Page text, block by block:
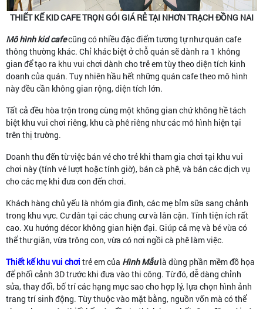
THIẾT KẾ KID CAFE TRỌN GÓI GIÁ RẺ TẠI NHƠN TRẠCH ĐỒNG NAI
Mô hình kid cafecũng có nhiều đặc điểm tương tự như quán cafe
thông thường khác. Chỉ khác biệt ở chỗ quán sẽ dành ra 1 không
gian để tạo ra khu vui chơi dành cho trẻ em tùy theo diện tích kinh
doanh của quán. Tuy nhiên hầu hết những quán cafe theo mô hình
này đều cần không gian rộng, diện tích lớn.
Tất cả đều hòa trộn trong cùng một không gian chứ không hề tách
biệt khu vui chơi riêng, khu cà phê riêng như các mô hình hiện tại
trên thị trường.
Doanh thu đến từ việc bán vé cho trẻ khi tham gia chơi tại khu vui
chơi này (tính vé lượt hoặc tính giờ), bán cà phê, và bán các dịch vụ
cho các mẹ khi đưa con đến chơi.
Khách hàng chủ yếu là nhóm gia đình, các mẹ bỉm sữa sang chảnh
trong khu vực. Cư dân tại các chung cư và lân cận. Tính tiện ích rất
cao. Xu hướng décor không gian hiện đại. Giúp cả mẹ và bé vừa có
thể thư giãn, vừa trông con, vừa có nơi ngồi cà phê làm việc.
Thiết kế khu vui chơi trẻ em của Hình Mẫu là dùng phần mềm đồ họa
để phối cảnh 3D trước khi đưa vào thi công. Từ đó, dễ dàng chỉnh
sửa, thay đổi, bố trí các hạng mục sao cho hợp lý, lựa chọn hình ảnh
trang trí sinh động. Tùy thuộc vào mặt bằng, nguồn vốn mà có thể